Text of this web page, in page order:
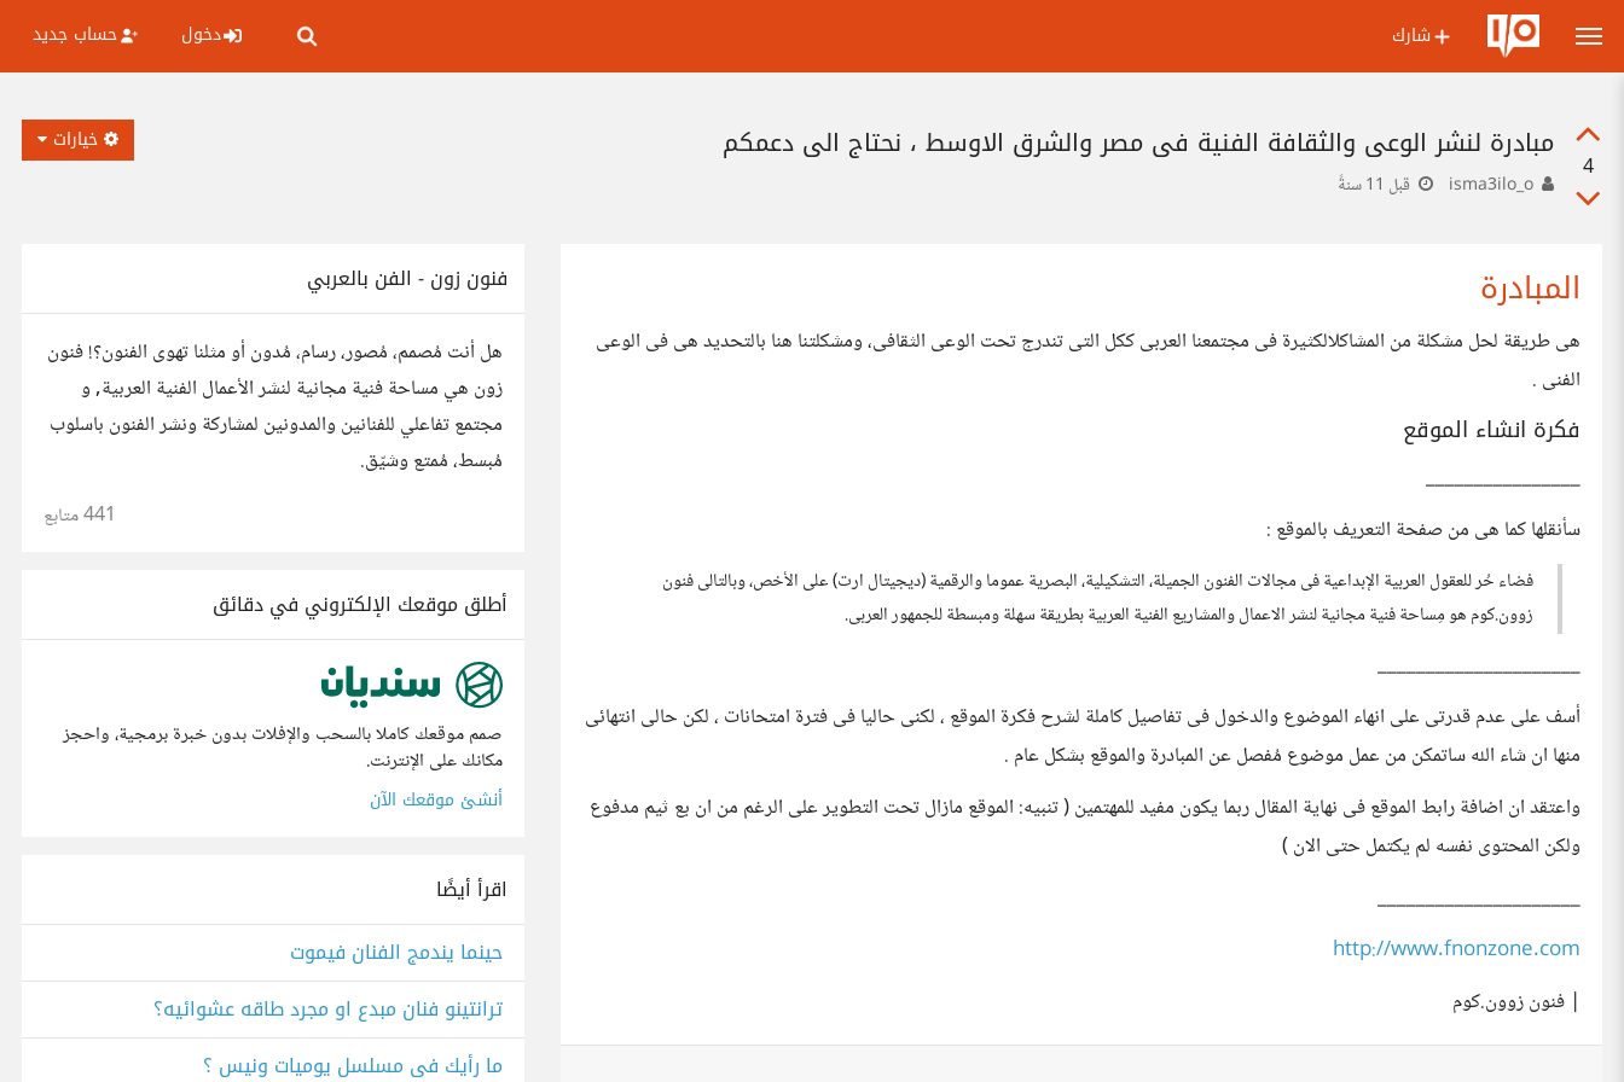
شارك دخول حساب جديد
4
مبادرة لنشر الوعى والثقافة الفنية فى مصر والشرق الاوسط ، نحتاج الى دعمكم
قبل 11 سنةً
خيارات
المبادرة
هى طريقة لحل مشكلة من المشاكلالكثيرة فى مجتمعنا العربى ككل التى تندرج تحت الوعى الثقافى، ومشكلتنا هنا بالتحديد هى فى الوعى
الفنى .
فكرة انشاء الموقع
________________
سأنقلها كما هى من صفحة التعريف بالموقع :
فضاء حُر للعقول العربية الإبداعية فى مجالات الفنون الجميلة، التشكيلية، البصرية عموما والرقمية (ديجيتال ارت) على الأخص، وبالتالى فنون
زوون.كوم هو مِساحة فنية مجانية لنشر الاعمال والمشاريع الفنية العربية بطريقة سهلة ومبسطة للجمهور العربى.
_____________________
أسف على عدم قدرتى على انهاء الموضوع والدخول فى تفاصيل كاملة لشرح فكرة الموقع ، لكنى حاليا فى فترة امتحانات ، لكن حالى انتهائى
منها ان شاء الله ساتمكن من عمل موضوع مُفصل عن المبادرة والموقع بشكل عام .
واعتقد ان اضافة رابط الموقع فى نهاية المقال ربما يكون مفيد للمهتمين ( تنبيه: الموقع مازال تحت التطوير على الرغم من ان بع ثيم مدفوع
ولكن المحتوى نفسه لم يكتمل حتى الان )
_____________________
http://www.fnonzone.com
| فنون زوون.كوم
فنون زون - الفن بالعربي
هل أنت مُصمم، مُصور، رسام، مُدون أو مثلنا تهوى الفنون؟! فنون
زون هي مساحة فنية مجانية لنشر الأعمال الفنية العربية, و
مجتمع تفاعلي للفنانين والمدونين لمشاركة ونشر الفنون باسلوب
مُبسط، مُمتع وشيّق.
441متابع
أطلق موقعك الإلكتروني في دقائق
صمم موقعك كاملا بالسحب والإفلات بدون خبرة برمجية، واحجز
مكانك على الإنترنت.
أنشئ موقعك الآن
اقرأ أيضًا
حينما يندمج الفنان فيموت
ترانتينو فنان مبدع او مجرد طاقه عشوائيه؟
ما رأيك فى مسلسل يوميات ونيس ؟